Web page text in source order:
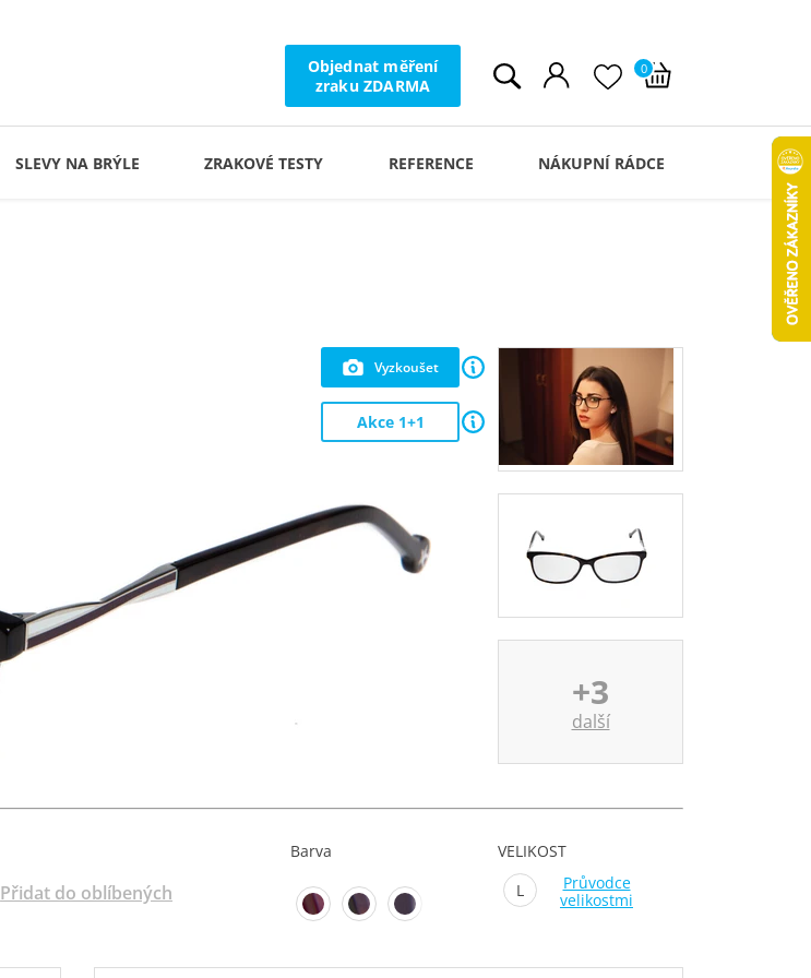
0
Objednat měření
zraku ZDARMA
SLEVY NA BRÝLE ZRAKOVÉ TESTY REFERENCE NÁKUPNÍ RÁDCE
Vyzkoušet
Akce 1+1
+3
další
Barva
Přidat do oblíbených
VELIKOST
L
Průvodce
velikostmi